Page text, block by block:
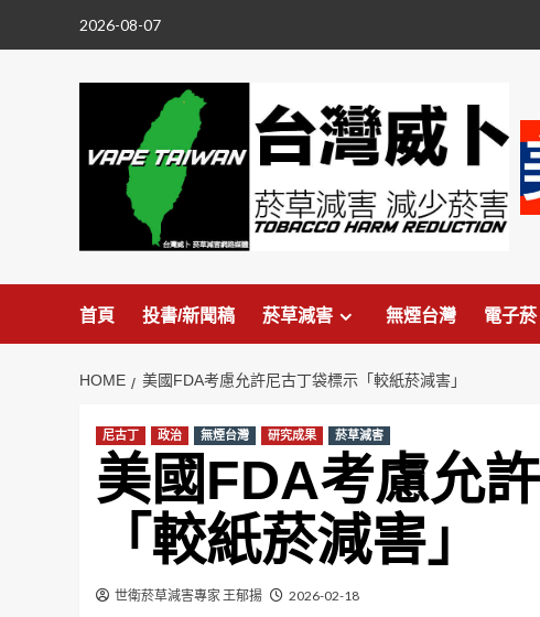
2026-08-07
首頁 投書/新聞稿 菸草減害 無煙台灣 電子菸
HOME 美國FDA考慮允許尼古丁袋標示「較紙菸減害」
尼古丁 政治 無煙台灣 研究成果 菸草減害
美國FDA考慮允
「較紙菸減害」
世衛菸草減害專家 王郁揚 2026-02-18